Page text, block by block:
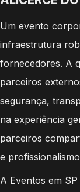
Um evento
infraestrutura
fornecedores. A
parceiros
segurança,
na experiência
parceiros
e
A Eventos em